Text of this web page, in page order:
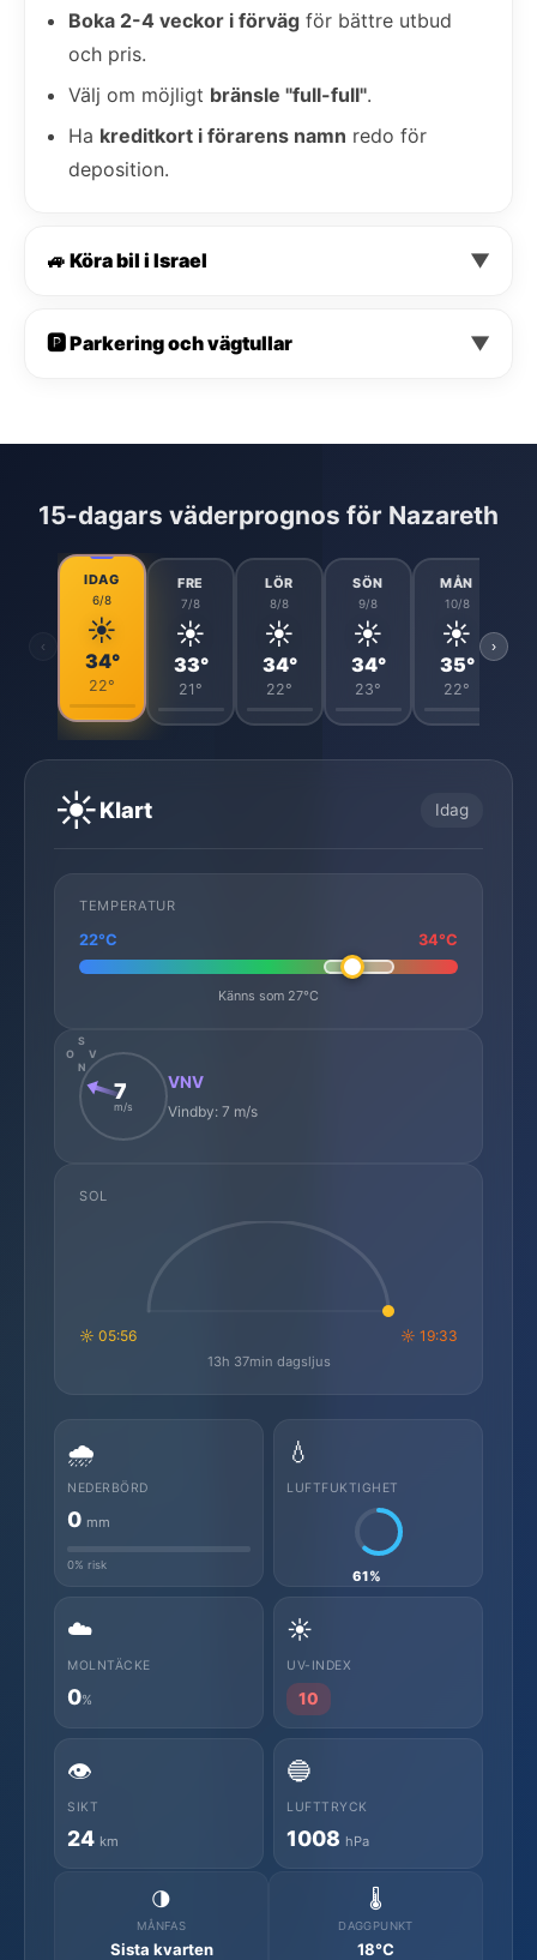
Boka 2-4 veckor i förväg för bättre utbud
och pris.
Välj om möjligt bränsle "full-full".
Ha kreditkort i förarens namn redo för
deposition.
🚙 Köra bil i Israel ▼
🅿️ Parkering och vägtullar ▼
15-dagars väderprognos för Nazareth
‹
IDAG
6/8
☀️
34°
22°
FRE
7/8
☀️
33°
21°
LÖR
8/8
☀️
34°
22°
SÖN
9/8
☀️
34°
23°
MÅN
10/8
☀️
35°
22°
›
☀️Klart Idag
TEMPERATUR
22°C 34°C
Känns som 27°C
N
S
O
V
7
m/s
VNV
Vindby: 7 m/s
SOL
☼ 05:56 ☼ 19:33
13h 37min dagsljus
🌧️
NEDERBÖRD
0 mm
0% risk
💧
LUFTFUKTIGHET
61%
☁️
MOLNTÄCKE
0%
☀️
UV-INDEX
10
👁️
SIKT
24 km
🔵
LUFTTRYCK
1008 hPa
🌗
MÅNFAS
Sista kvarten
🌡️
DAGGPUNKT
18°C